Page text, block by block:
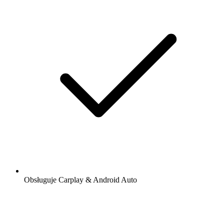
Obsługuje Carplay & Android Auto